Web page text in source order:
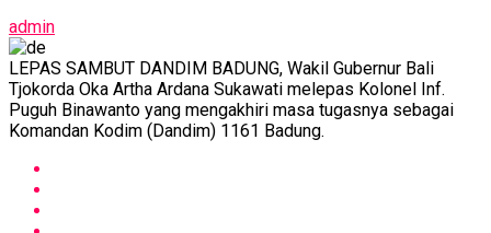
admin
LEPAS SAMBUT DANDIM BADUNG, Wakil Gubernur Bali
Tjokorda Oka Artha Ardana Sukawati melepas Kolonel Inf.
Puguh Binawanto yang mengakhiri masa tugasnya sebagai
Komandan Kodim (Dandim) 1161 Badung.